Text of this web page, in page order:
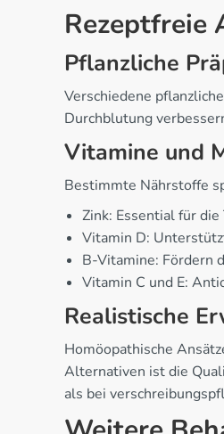
Rezeptfreie
Pflanzliche
Verschiedene
Durchblutung
Vitamine und
Bestimmte Nährstoffe
Zink: Essential für
Vitamin D:
B-Vitamine: Fördern
Vitamin C und E:
Realistische
Homöopathische
Alternativen ist die
als bei